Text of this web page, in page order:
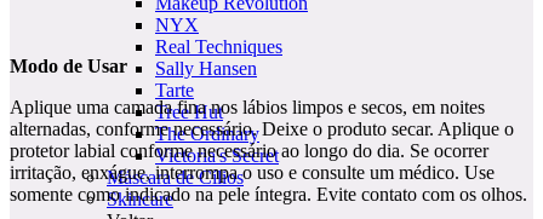
NYX
Real Techniques
Sally Hansen
Tarte
Tree Hut
The Ordinary
Victoria's Secret
Máscara de Cílios
Skincare
Modo de Usar
Aplique uma camada fina nos lábios limpos e secos, em noites
alternadas, conforme necessário. Deixe o produto secar. Aplique o
protetor labial conforme necessário ao longo do dia. Se ocorrer
irritação, enxágue, interrompa o uso e consulte um médico. Use
somente como indicado na pele íntegra. Evite contato com os olhos.